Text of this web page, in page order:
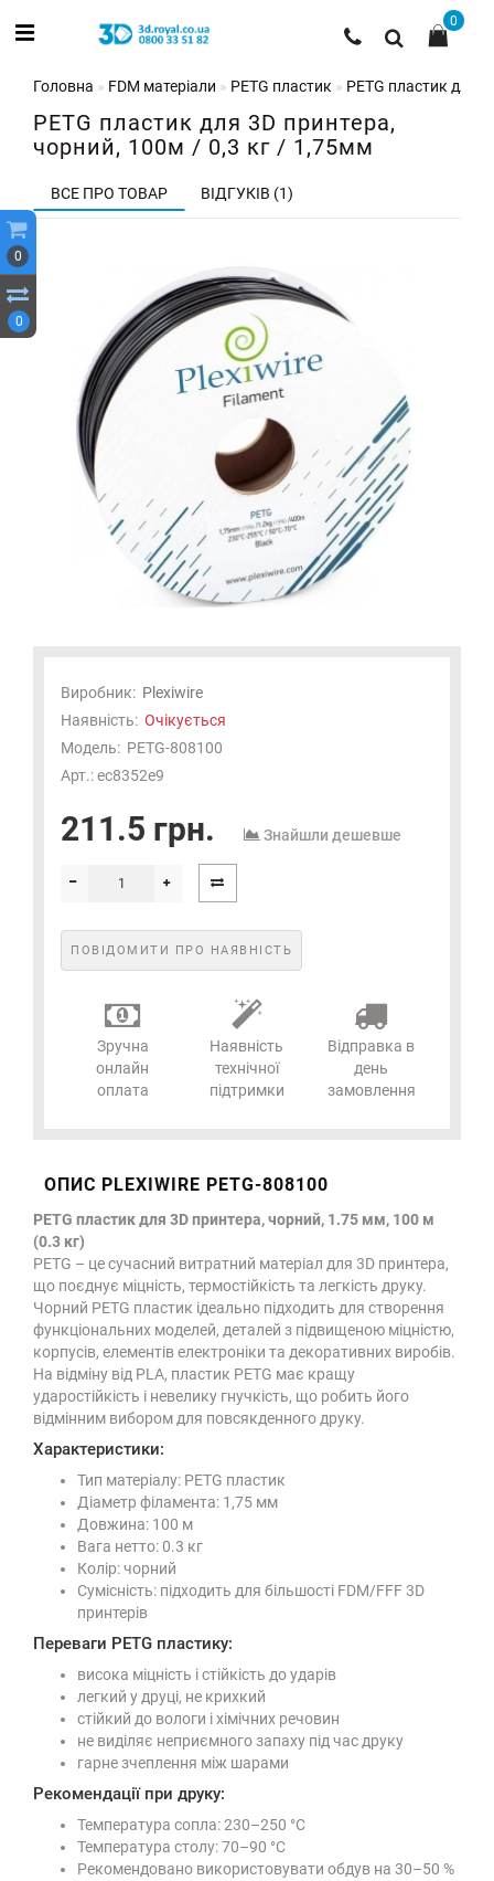
0
0
0
Головна FDM матеріали PETG пластик PETG пластик для
PETG пластик для 3D принтера,
чорний, 100м / 0,3 кг / 1,75мм
ВСЕ ПРО ТОВАР ВІДГУКІВ (1)
Виробник: Plexiwire
Наявність: Очікується
Модель: PETG-808100
Арт.: ec8352e9
211.5 грн. Знайшли дешевше
ПОВІДОМИТИ ПРО НАЯВНІСТЬ
Зручна
онлайн
оплата
Наявність
технічної
підтримки
Відправка в
день
замовлення
ОПИС PLEXIWIRE PETG-808100
PETG пластик для 3D принтера, чорний, 1.75 мм, 100 м
(0.3 кг)
PETG – це сучасний витратний матеріал для 3D принтера,
що поєднує міцність, термостійкість та легкість друку.
Чорний PETG пластик ідеально підходить для створення
функціональних моделей, деталей з підвищеною міцністю,
корпусів, елементів електроніки та декоративних виробів.
На відміну від PLA, пластик PETG має кращу
ударостійкість і невелику гнучкість, що робить його
відмінним вибором для повсякденного друку.
Характеристики:
Тип матеріалу: PETG пластик
Діаметр філамента: 1,75 мм
Довжина: 100 м
Вага нетто: 0.3 кг
Колір: чорний
Сумісність: підходить для більшості FDM/FFF 3D
принтерів
Переваги PETG пластику:
висока міцність і стійкість до ударів
легкий у друці, не крихкий
стійкий до вологи і хімічних речовин
не виділяє неприємного запаху під час друку
гарне зчеплення між шарами
Рекомендації при друку:
Температура сопла: 230–250 °C
Температура столу: 70–90 °C
Рекомендовано використовувати обдув на 30–50 %